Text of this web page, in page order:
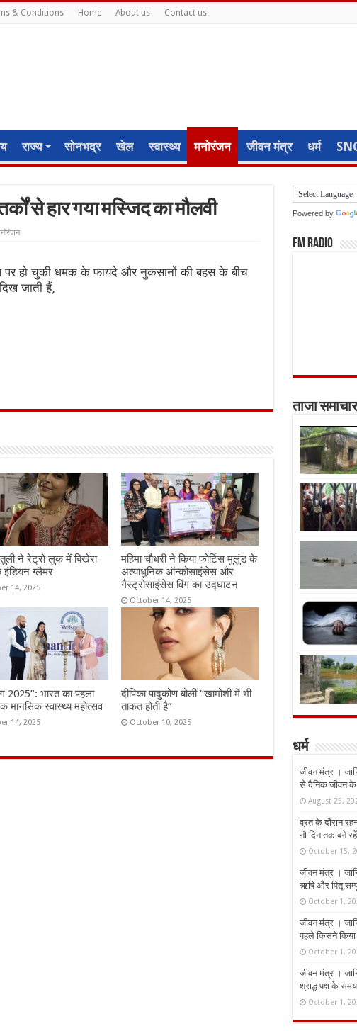
& Conditions Home About us Contact us
राज्य सोनभद्र खेल स्वास्थ्य मनोरंजन जीवन मंत्र धर्म
से हार गया मस्जिद का मौलवी
पर हो चुकी धमक के फायदे और नुकसानों की बहस के बीच
जाती हैं,
तुली ने रेट्रो लुक में बिखेरा
इंडियन ग्लैमर
14, 2025
महिमा चौधरी ने किया फोर्टिस मुलुंड के
अत्याधुनिक ऑन्कोसाइंसेस और
गैस्ट्रोसाइंसेस विंग का उद्घाटन
October 14, 2025
2025”: भारत का पहला
मानसिक स्वास्थ्य महोत्सव
14, 2025
दीपिका पादुकोण बोलीं “खामोशी में भी
ताकत होती है”
October 10, 2025
Powered by
FM Radio
ताजा समाचार
धर्म
जीवन मंत्र ।
से दैनिक जीवन के
August 25,
व्रत के दौरान
नौ दिन तक बने
October 15,
जीवन मंत्र ।
ऋषि और पितृ
October 1,
जीवन मंत्र ।
पहले किसने किया
October 1,
जीवन मंत्र ।
श्राद्ध पक्ष के
October 1,